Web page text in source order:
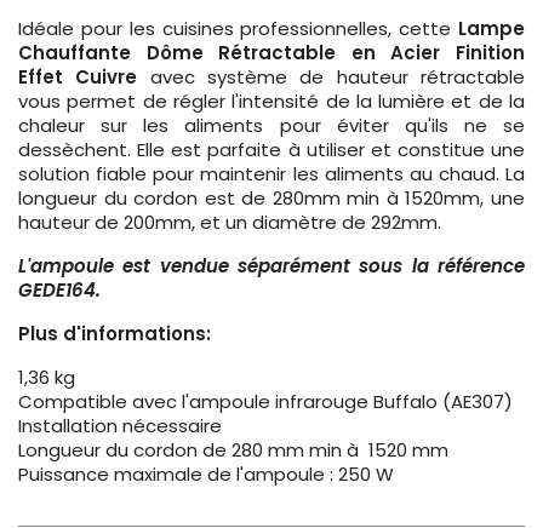
Idéale pour les cuisines professionnelles, cette Lampe
Chauffante Dôme Rétractable en Acier Finition
Effet Cuivre avec système de hauteur rétractable
vous permet de régler l'intensité de la lumière et de la
chaleur sur les aliments pour éviter qu'ils ne se
dessèchent. Elle est parfaite à utiliser et constitue une
solution fiable pour maintenir les aliments au chaud. La
longueur du cordon est de 280mm min à 1520mm, une
hauteur de 200mm, et un diamètre de 292mm.
L'ampoule est vendue séparément sous la référence
GEDE164.
Plus d'informations:
1,36 kg
Compatible avec l'ampoule infrarouge Buffalo (AE307)
Installation nécessaire
Longueur du cordon de 280 mm min à 1520 mm
Puissance maximale de l'ampoule : 250 W